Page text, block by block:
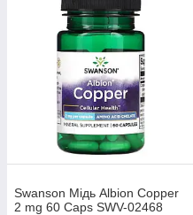
Swanson Мідь Albion Copper
2 mg 60 Caps SWV-02468